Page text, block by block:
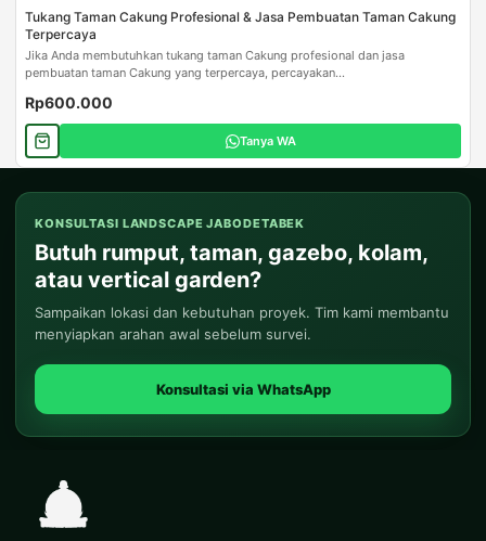
Tukang Taman Cakung Profesional & Jasa Pembuatan Taman Cakung
Terpercaya
Jika Anda membutuhkan tukang taman Cakung profesional dan jasa
pembuatan taman Cakung yang terpercaya, percayakan...
Rp600.000
Tanya WA
KONSULTASI LANDSCAPE JABODETABEK
Butuh rumput, taman, gazebo, kolam,
atau vertical garden?
Sampaikan lokasi dan kebutuhan proyek. Tim kami membantu
menyiapkan arahan awal sebelum survei.
Konsultasi via WhatsApp